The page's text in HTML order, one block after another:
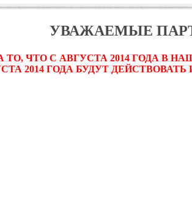
УВАЖАЕМЫЕ
ЧТО С АВГУСТА 2014 ГОДА В
2014 ГОДА БУДУТ